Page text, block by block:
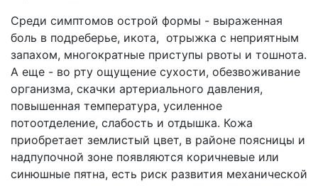
Среди симптомов острой формы - выраженная
боль в подреберье, икота, отрыжка с неприятным
запахом, многократные приступы рвоты и тошнота.
А еще - во рту ощущение сухости, обезвоживание
организма, скачки артериального давления,
повышенная температура, усиленное
потоотделение, слабость и отдышка. Кожа
приобретает землистый цвет, в районе поясницы и
надпупочной зоне появляются коричневые или
синюшные пятна, есть риск развития механической